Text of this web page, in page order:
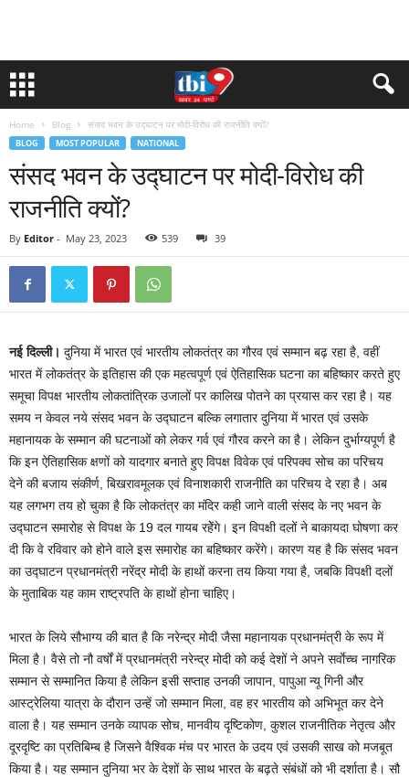
Home Blog संसद भवन के उद्घाटन पर मोदी-विरोध की राजनीति क्यों?
BLOG MOST POPULAR NATIONAL
संसद भवन के उद्घाटन पर मोदी-विरोध की
राजनीति क्यों?
By Editor - May 23, 2023 539 39
नई दिल्ली। दुनिया में भारत एवं भारतीय लोकतंत्र का गौरव एवं सम्मान बढ़ रहा है, वहीं
भारत में लोकतंत्र के इतिहास की एक महत्वपूर्ण एवं ऐतिहासिक घटना का बहिष्कार करते हुए
समूचा विपक्ष भारतीय लोकतांत्रिक उजालों पर कालिख पोतने का प्रयास कर रहा है। यह
समय न केवल नये संसद भवन के उद्घाटन बल्कि लगातार दुनिया में भारत एवं उसके
महानायक के सम्मान की घटनाओं को लेकर गर्व एवं गौरव करने का है। लेकिन दुर्भाग्यपूर्ण है
कि इन ऐतिहासिक क्षणों को यादगार बनाते हुए विपक्ष विवेक एवं परिपक्व सोच का परिचय
देने की बजाय संकीर्ण, बिखरावमूलक एवं विनाशकारी राजनीति का परिचय दे रहा है। अब
यह लगभग तय हो चुका है कि लोकतंत्र का मंदिर कही जाने वाली संसद के नए भवन के
उद्घाटन समारोह से विपक्ष के 19 दल गायब रहेेंगे। इन विपक्षी दलों ने बाकायदा घोषणा कर
दी कि वे रविवार को होने वाले इस समारोह का बहिष्कार करेंगे। कारण यह है कि संसद भवन
का उद्घाटन प्रधानमंत्री नरेंद्र मोदी के हाथों करना तय किया गया है, जबकि विपक्षी दलों
के मुताबिक यह काम राष्ट्रपति के हाथों होना चाहिए।
भारत के लिये सौभाग्य की बात है कि नरेन्द्र मोदी जैसा महानायक प्रधानमंत्री के रूप में
मिला है। वैसे तो नौ वर्षों में प्रधानमंत्री नरेन्द्र मोदी को कई देशों ने अपने सर्वाेच्च नागरिक
सम्मान से सम्मानित किया है लेकिन इसी सप्ताह उनकी जापान, पापुआ न्यू गिनी और
आस्ट्रेलिया यात्रा के दौरान उन्हें जो सम्मान मिला, वह हर भारतीय को अभिभूत कर देने
वाला है। यह सम्मान उनके व्यापक सोच, मानवीय दृष्टिकोण, कुशल राजनीतिक नेतृत्व और
दूरदृष्टि का प्रतिबिम्ब है जिसने वैश्विक मंच पर भारत के उदय एवं उसकी साख को मजबूत
किया है। यह सम्मान दुनिया भर के देशों के साथ भारत के बढ़ते संबंधों को भी दर्शाता है। सौ